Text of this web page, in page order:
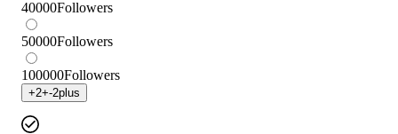
40000Followers
50000Followers
100000Followers
+2+-2plus